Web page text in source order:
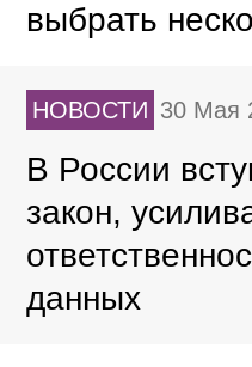
выбрать
НОВОСТИ 30 Мая
В России
закон,
данных